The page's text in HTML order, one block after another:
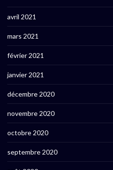
avril 2021
mars 2021
février 2021
janvier 2021
décembre 2020
novembre 2020
octobre 2020
septembre 2020